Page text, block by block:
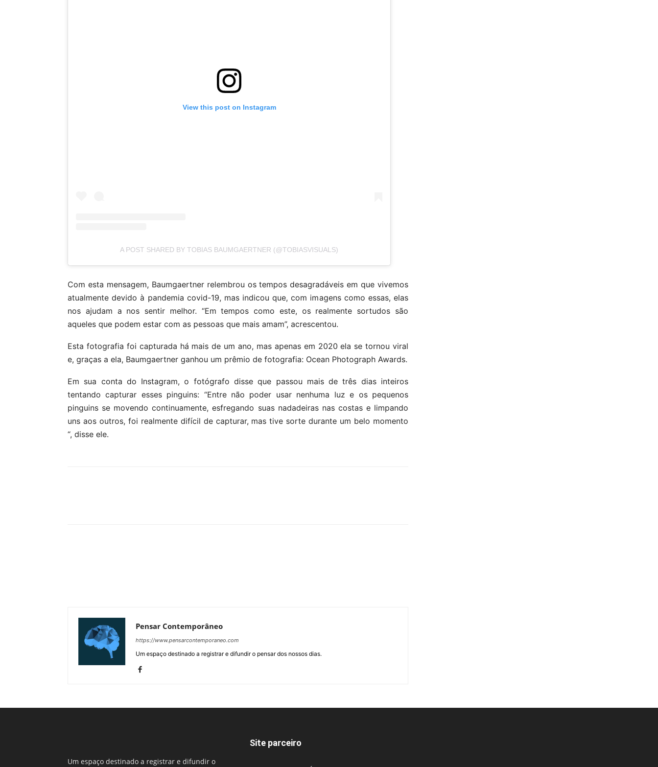
View this post on Instagram
A POST SHARED BY TOBIAS BAUMGAERTNER (@TOBIASVISUALS)
Com esta mensagem, Baumgaertner relembrou os tempos desagradáveis ​​em que vivemos
atualmente devido à pandemia covid-19, mas indicou que, com imagens como essas, elas
nos ajudam a nos sentir melhor. “Em tempos como este, os realmente sortudos são
aqueles que podem estar com as pessoas que mais amam”, acrescentou.
Esta fotografia foi capturada há mais de um ano, mas apenas em 2020 ela se tornou viral
e, graças a ela, Baumgaertner ganhou um prêmio de fotografia: Ocean Photograph Awards.
Em sua conta do Instagram, o fotógrafo disse que passou mais de três dias inteiros
tentando capturar esses pinguins: “Entre não poder usar nenhuma luz e os pequenos
pinguins se movendo continuamente, esfregando suas nadadeiras nas costas e limpando
uns aos outros, foi realmente difícil de capturar, mas tive sorte durante um belo momento
“, disse ele.
Pensar Contemporâneo
https://www.pensarcontemporaneo.com
Um espaço destinado a registrar e difundir o pensar dos nossos dias.
Um espaço destinado a registrar e difundir o
Site parceiro